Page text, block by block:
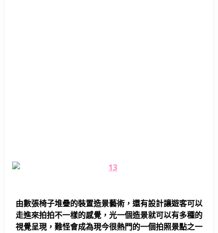
由數張椅子堆疊的裝置造景藝術，還有設計讓遊客可以
走進來拍拍不一樣的感覺，光一個造景就可以有多種的
視覺呈現，難怪會成為現今很熱門的一個拍照景點之一